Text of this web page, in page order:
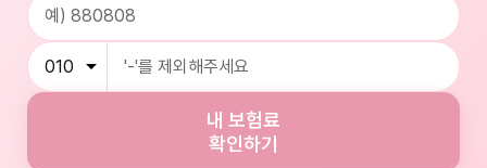
내 보험료
확인하기